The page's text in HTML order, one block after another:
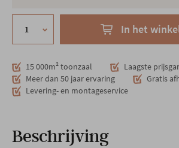
In het
15 000m² toonzaal
Laagste
Meer dan 50 jaar ervaring
Gratis
Levering- en montageservice
Beschrijving